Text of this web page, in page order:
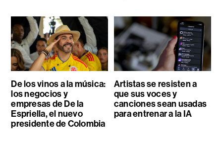
De los vinos a la música:
los negocios y
empresas de De la
Espriella, el nuevo
presidente de Colombia
Artistas se resisten a
que sus voces y
canciones sean usadas
para entrenar a la IA